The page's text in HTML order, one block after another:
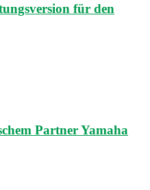
für den
Partner Yamaha